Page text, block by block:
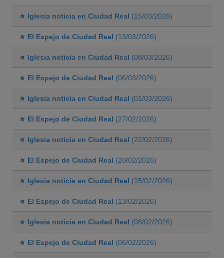
Iglesia noticia en Ciudad Real (15/03/2026)
El Espejo de Ciudad Real (13/03/2026)
Iglesia noticia en Ciudad Real (08/03/2026)
El Espejo de Ciudad Real (06/03/2026)
Iglesia noticia en Ciudad Real (01/03/2026)
El Espejo de Ciudad Real (27/02/2026)
Iglesia noticia en Ciudad Real (22/02/2026)
El Espejo de Ciudad Real (20/02/2026)
Iglesia noticia en Ciudad Real (15/02/2026)
El Espejo de Ciudad Real (13/02/2026)
Iglesia noticia en Ciudad Real (08/02/2026)
El Espejo de Ciudad Real (06/02/2026)